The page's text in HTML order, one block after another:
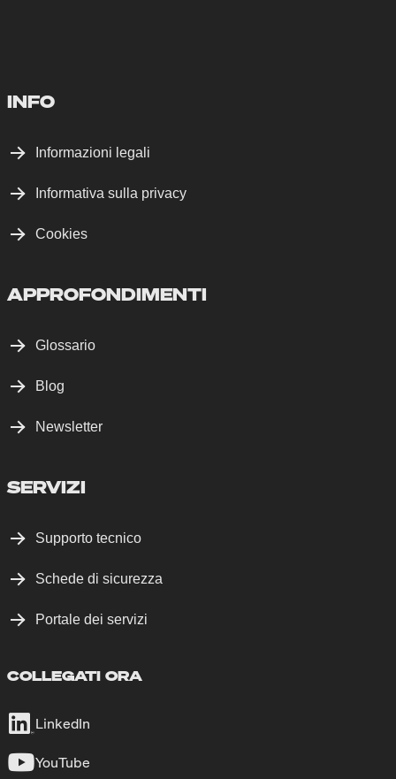
INFO
Informazioni legali
Informativa sulla privacy
Cookies
APPROFONDIMENTI
Glossario
Blog
Newsletter
SERVIZI
Supporto tecnico
Schede di sicurezza
Portale dei servizi
COLLEGATI ORA
LinkedIn
YouTube